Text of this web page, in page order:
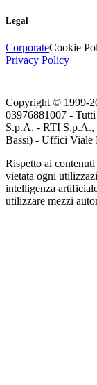
Legal
CorporateCookie
Privacy Policy
Copyright © 1999-
03976881007 -
S.p.A. - RTI S.p.A.,
Bassi) - Uffici Viale
Rispetto ai
vietata ogni
intelligenza
utilizzare mezzi